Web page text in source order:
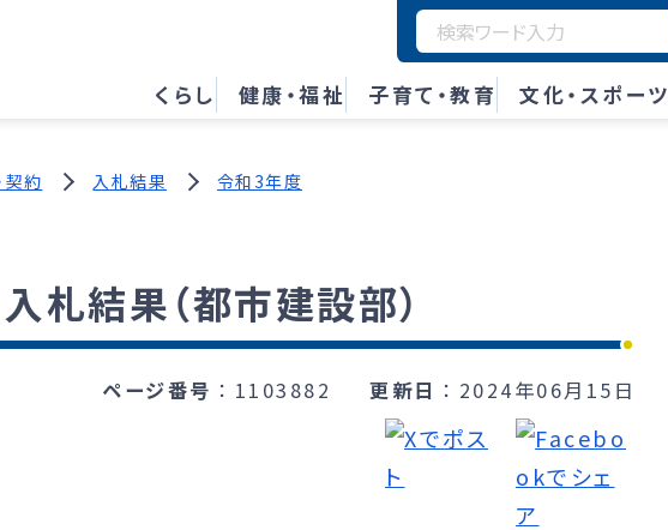
くらし 健康・福祉 子育て・教育 文化・スポーツ
契約 入札結果 令和3年度
札結果（都市建設部）
ページ番号 1103882 更新日 2024年06月15日